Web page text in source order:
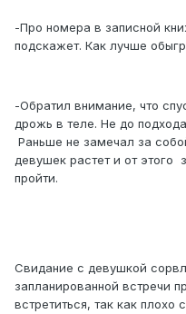
-Про номера в записной
подскажет. Как лучше
-Обратил внимание, что
дрожь в теле. Не до
Раньше не замечал за
девушек растет и от этого
пройти.
Свидание с девушкой
запланированной встречи
встретиться, так как плохо